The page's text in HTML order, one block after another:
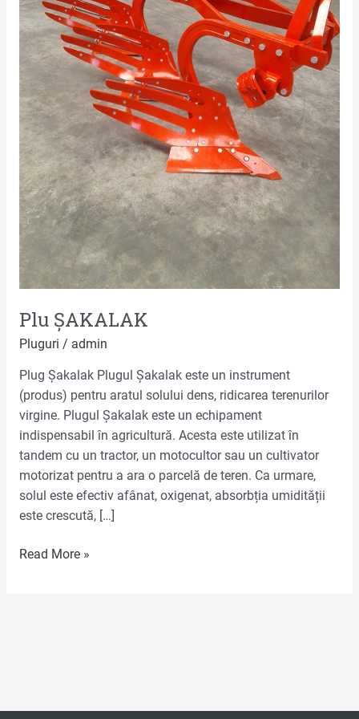
Plu ȘAKALAK
Pluguri / admin
Plug Șakalak Plugul Șakalak este un instrument
(produs) pentru aratul solului dens, ridicarea terenurilor
virgine. Plugul Șakalak este un echipament
indispensabil în agricultură. Acesta este utilizat în
tandem cu un tractor, un motocultor sau un cultivator
motorizat pentru a ara o parcelă de teren. Ca urmare,
solul este efectiv afânat, oxigenat, absorbția umidității
este crescută, […]
Read More »